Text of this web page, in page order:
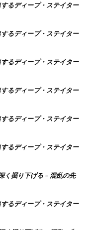
るディープ・ステイター
るディープ・ステイター
るディープ・ステイター
るディープ・ステイター
るディープ・ステイター
るディープ・ステイター
く掘り下げる – 混乱の先
るディープ・ステイター